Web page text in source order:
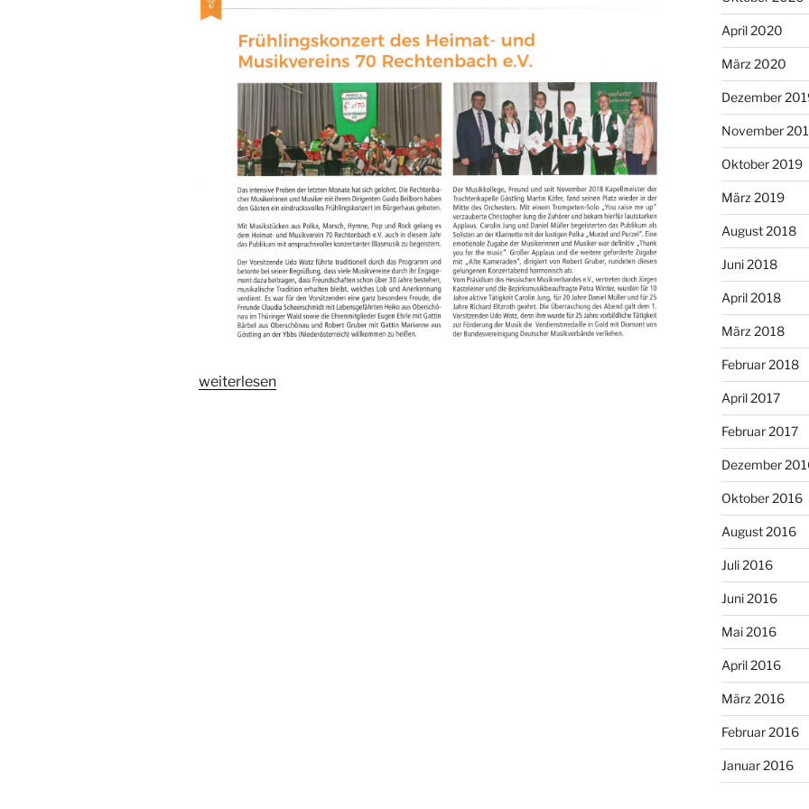
„Bericht
weiterlesen
April 2020
März 2020
Dezember
November
Oktober 2019
März 2019
August 2018
Juni 2018
April 2018
März 2018
Februar 2018
April 2017
Februar 2017
Dezember
Oktober 2016
August 2016
Juli 2016
Juni 2016
Mai 2016
April 2016
März 2016
Februar 2016
Januar 2016